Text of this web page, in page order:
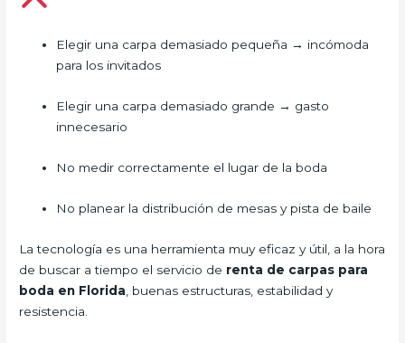
Elegir una carpa demasiado pequeña → incómoda
para los invitados
Elegir una carpa demasiado grande → gasto
innecesario
No medir correctamente el lugar de la boda
No planear la distribución de mesas y pista de baile
La tecnología es una herramienta muy eficaz y útil, a la hora
de buscar a tiempo el servicio de renta de carpas para
boda en Florida , buenas estructuras, estabilidad y
resistencia.